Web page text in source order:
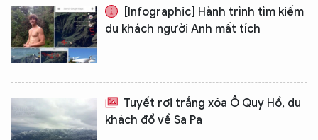
[Infographic] Hành trình tìm kiếm
du khách người Anh mất tích
Tuyết rơi trắng xóa Ô Quy Hồ, du
khách đổ về Sa Pa